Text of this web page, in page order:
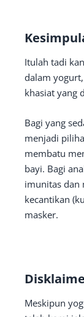
Itulah tadi
dalam
khasiat yang
Bagi yang
menjadi
membatu
bayi. Bagi
imunitas dan
kecantikan
masker.
Meskipun